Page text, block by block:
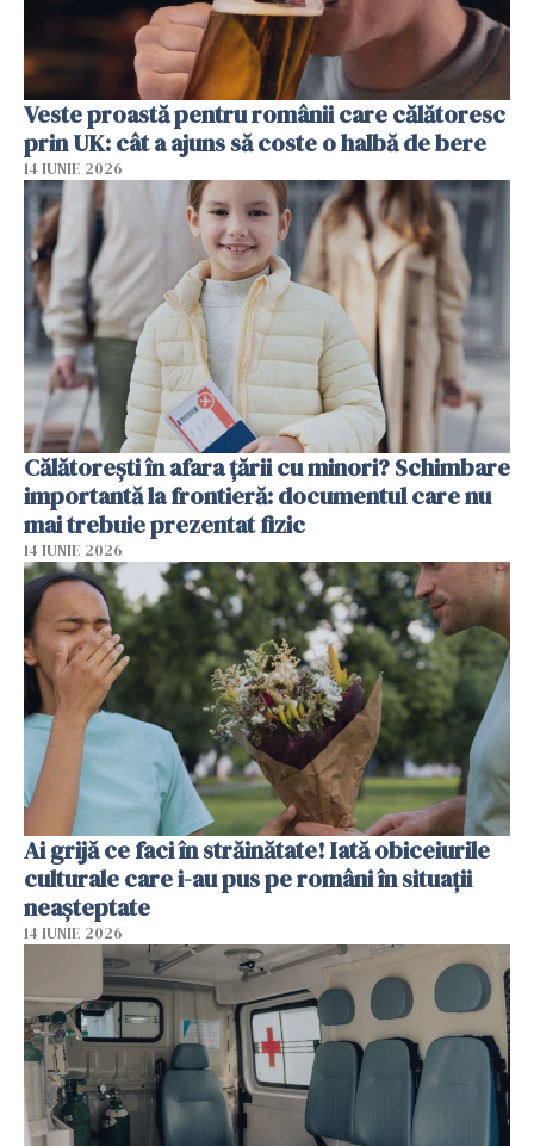
Veste proastă pentru românii care călătoresc
prin UK: cât a ajuns să coste o halbă de bere
14 IUNIE 2026
Călătorești în afara țării cu minori? Schimbare
importantă la frontieră: documentul care nu
mai trebuie prezentat fizic
14 IUNIE 2026
Ai grijă ce faci în străinătate! Iată obiceiurile
culturale care i-au pus pe români în situații
neașteptate
14 IUNIE 2026